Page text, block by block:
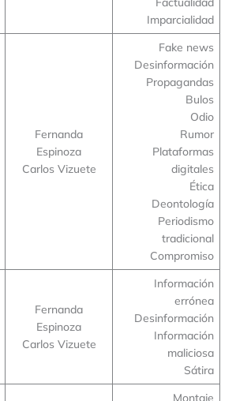
Imparcialidad
Fernanda
Espinoza
Carlos Vizuete
Fake news
Desinformación
Propagandas
Bulos
Odio
Rumor
Plataformas
digitales
Ética
Deontología
Periodismo
tradicional
Compromiso
Fernanda
Espinoza
Carlos Vizuete
Información
errónea
Desinformación
Información
maliciosa
Sátira
Montaje